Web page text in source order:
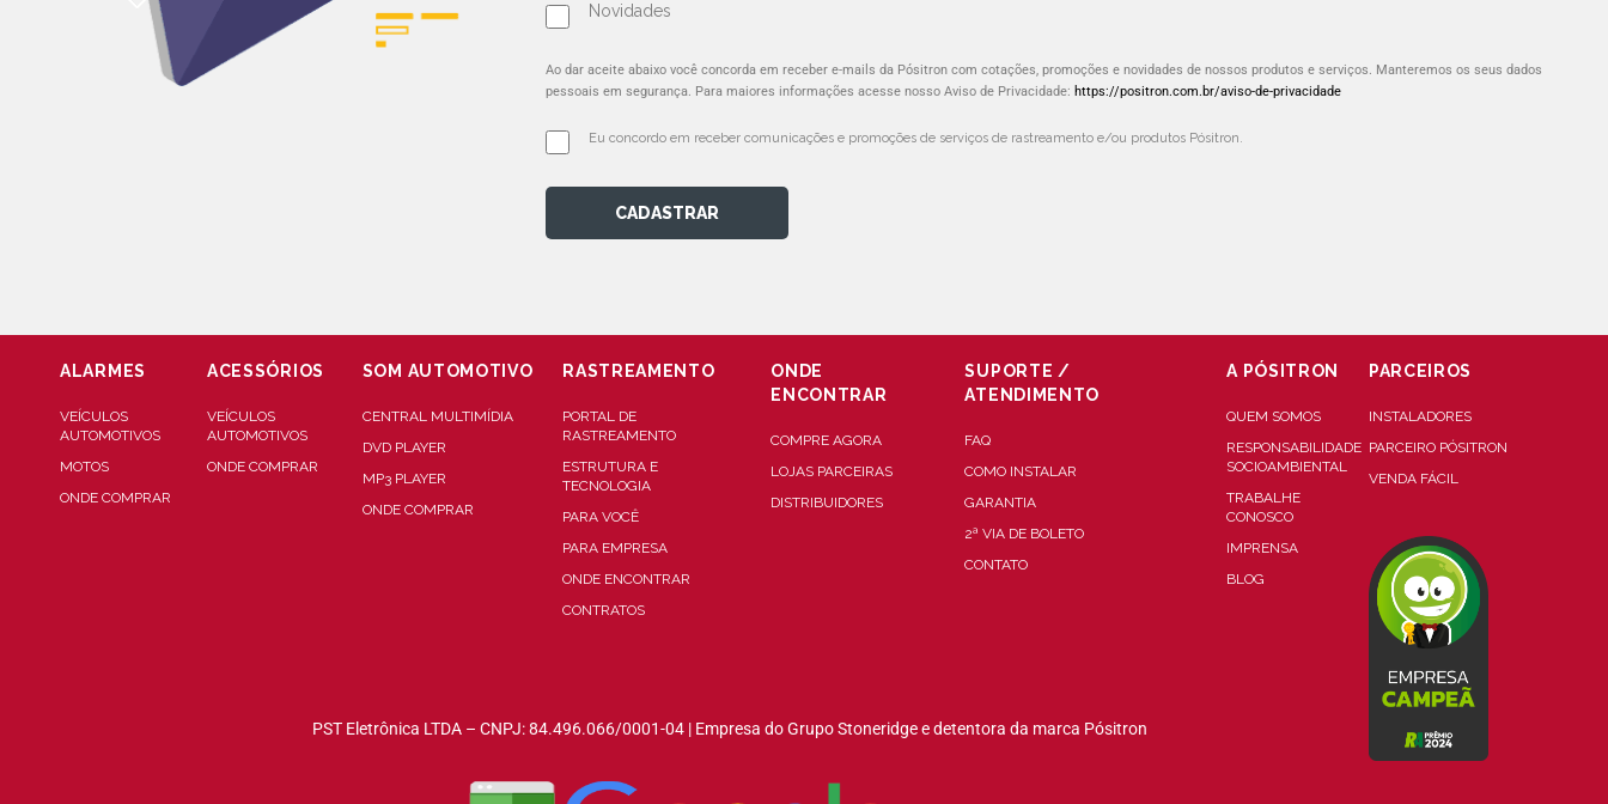
Novidades
Ao dar aceite abaixo você concorda em receber e-mails da Pósitron com cotações, promoções e novidades de nossos produtos e serviços. Manteremos os seus dados
pessoais em segurança. Para maiores informações acesse nosso Aviso de Privacidade: https://positron.com.br/aviso-de-privacidade
Eu concordo em receber comunicações e promoções de serviços de rastreamento e/ou produtos Pósitron.
CADASTRAR
ALARMES
VEÍCULOS
AUTOMOTIVOS
MOTOS
ONDE COMPRAR
ACESSÓRIOS
VEÍCULOS
AUTOMOTIVOS
ONDE COMPRAR
SOM AUTOMOTIVO
CENTRAL MULTIMÍDIA
DVD PLAYER
MP3 PLAYER
ONDE COMPRAR
RASTREAMENTO
PORTAL DE
RASTREAMENTO
ESTRUTURA E
TECNOLOGIA
PARA VOCÊ
PARA EMPRESA
ONDE ENCONTRAR
CONTRATOS
ONDE
ENCONTRAR
COMPRE AGORA
LOJAS PARCEIRAS
DISTRIBUIDORES
SUPORTE /
ATENDIMENTO
FAQ
COMO INSTALAR
GARANTIA
2ª VIA DE BOLETO
CONTATO
A PÓSITRON
QUEM SOMOS
RESPONSABILIDADE
SOCIOAMBIENTAL
TRABALHE
CONOSCO
IMPRENSA
BLOG
PARCEIROS
INSTALADORES
PARCEIRO PÓSITRON
VENDA FÁCIL
PST Eletrônica LTDA – CNPJ: 84.496.066/0001-04 | Empresa do Grupo Stoneridge e detentora da marca Pósitron